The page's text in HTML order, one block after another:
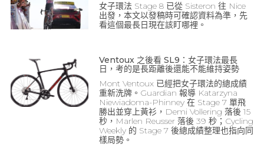
女子環法 Stage 8 已從 Sisteron 往 Nice
出發，本文以發稿時可確認資料為準，先
看這個最長日現在該盯哪裡。
Ventoux 之後看 SL9：女子環法最長
日，考的是長距離後還能不能維持姿勢
Mont Ventoux 已經把女子環法的總成績
重新洗牌。Guardian 報導 Katarzyna
Niewiadoma-Phinney 在 Stage 7 單飛
勝出並穿上黃衫，Demi Vollering 落後 15
秒，Marlen Reusser 落後 39 秒；Cycling
Weekly 的 Stage 7 後總成績整理也指向同
樣局勢。